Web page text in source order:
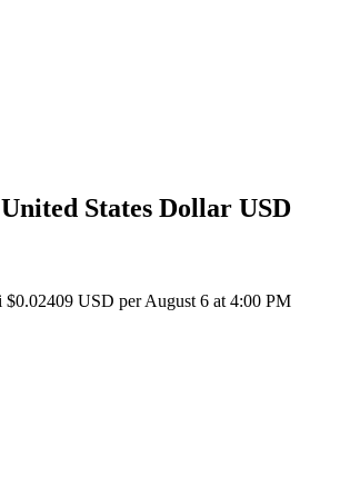
jaminannya
States Dollar USD
USD per August 6 at 4:00 PM